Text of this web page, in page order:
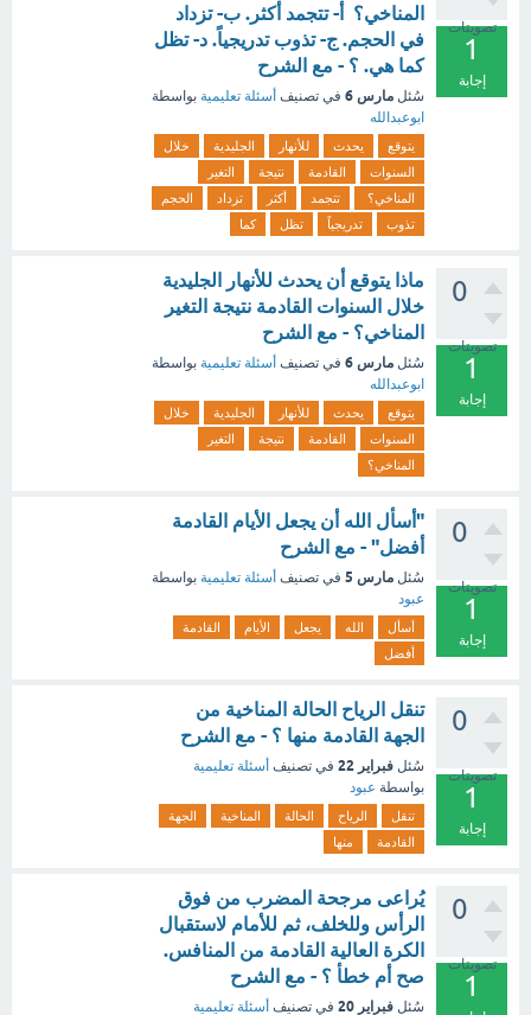
تصويتات
1
إجابة
المناخي؟ أ- تتجمد أكثر. ب- تزداد
في الحجم. ج- تذوب تدريجياً. د- تظل
كما هي. ؟ - مع الشرح
سُئل مارس 6 في تصنيف أسئلة تعليمية بواسطة
ابوعبدالله
يتوقع يحدث للأنهار الجليدية
خلال
السنوات
القادمة نتيجة
التغير
المناخي؟
تتجمد أكثر تزداد
الحجم
تذوب
تدريجياً تظل كما
0
تصويتات
1
إجابة
ماذا يتوقع أن يحدث للأنهار الجليدية
خلال السنوات القادمة نتيجة التغير
المناخي؟ - مع الشرح
سُئل مارس 6 في تصنيف أسئلة تعليمية بواسطة
ابوعبدالله
يتوقع يحدث للأنهار الجليدية
خلال
السنوات
القادمة نتيجة
التغير
المناخي؟
0
تصويتات
1
إجابة
"أسأل الله أن يجعل الأيام القادمة
أفضل" - مع الشرح
سُئل مارس 5 في تصنيف أسئلة تعليمية بواسطة
عبود
أسأل الله يجعل الأيام
القادمة
أفضل
0
تصويتات
1
إجابة
تنقل الرياح الحالة المناخية من
الجهة القادمة منها ؟ - مع الشرح
سُئل فبراير 22 في تصنيف أسئلة تعليمية
بواسطة عبود
تنقل الرياح الحالة المناخية
الجهة
القادمة
منها
0
تصويتات
1
يُراعى مرجحة المضرب من فوق
الرأس وللخلف، ثم للأمام لاستقبال
الكرة العالية القادمة من المنافس.
صح أم خطأ ؟ - مع الشرح
سُئل فبراير 20 في تصنيف أسئلة تعليمية